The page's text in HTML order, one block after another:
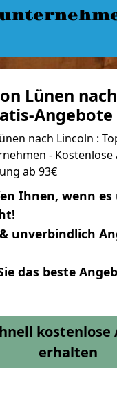
Lünen
Angebote
nach Lincoln :
- Kostenlose
ab 93€
Ihnen, wenn
unverbindlich
das beste
kostenlose
erhalten